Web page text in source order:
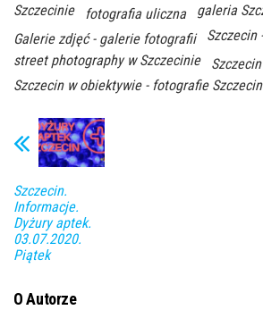
Szczecinie
fotografia uliczna
galeria
Galerie zdjęć - galerie fotografii
Szczecin
street photography w Szczecinie
Szczecin w obiektywie - fotografie
Szczecin.
Informacje.
Dyżury aptek.
03.07.2020.
Piątek
O Autorze